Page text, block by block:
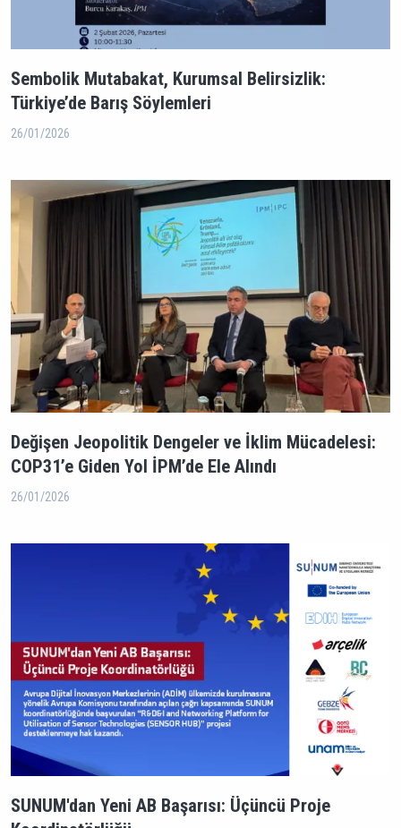
Sembolik Mutabakat, Kurumsal Belirsizlik:
Türkiye’de Barış Söylemleri
26/01/2026
Değişen Jeopolitik Dengeler ve İklim Mücadelesi:
COP31’e Giden Yol İPM’de Ele Alındı
26/01/2026
SUNUM'dan Yeni AB Başarısı: Üçüncü Proje